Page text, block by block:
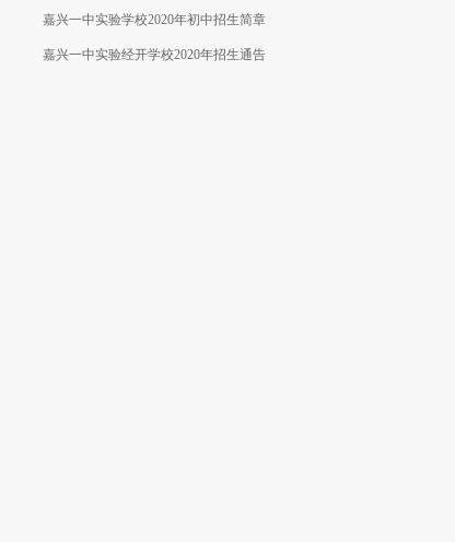
嘉兴一中实验学校2020年初中招生简章
嘉兴一中实验经开学校2020年招生通告